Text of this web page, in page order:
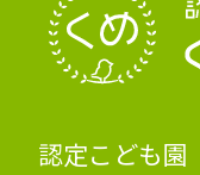
認定こども